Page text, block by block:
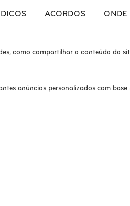
interagem com o site. Esses
como compartilhar o conteúdo do
anúncios personalizados com
ACORDOS ONDE